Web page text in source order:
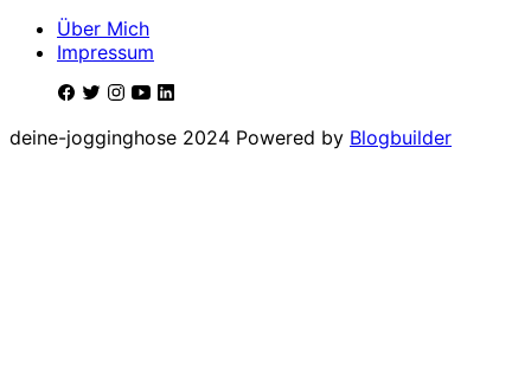
Über Mich
Impressum
deine-jogginghose 2024 Powered by Blogbuilder